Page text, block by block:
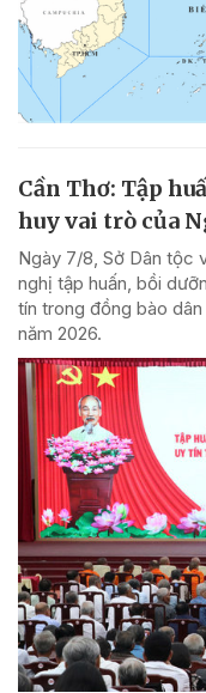
Cần Thơ: Tập
huy vai trò của
Ngày 7/8, Sở Dân tộc
nghị tập huấn, bồi
tín trong đồng bào
năm 2026.